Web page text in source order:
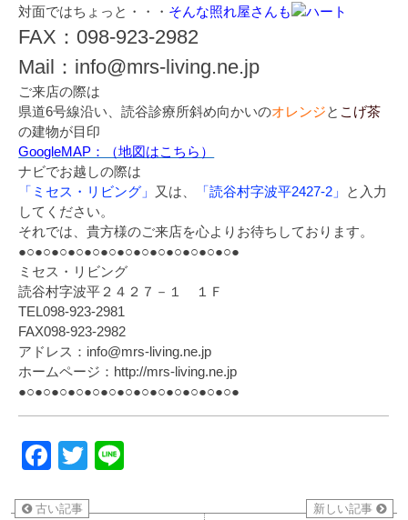
対面ではちょっと・・・ そんな照れ屋さんも
FAX：098-923-2982
Mail：info@mrs-living.ne.jp
ご来店の際は
県道6号線沿い、読谷診療所斜め向かいのオレンジと こげ茶
の建物が目印
GoogleMAP：（地図はこちら）
ナビでお越しの際は
「ミセス・リビング」
又は、 「読谷村字波平2427-2」
と入力
してください。
それでは、貴方様のご来店を心よりお待ちしております。
●○●○●○●○●○●○●○●○●○●○●○●○●○●
ミセス・リビング
読谷村字波平２４２７－１ １Ｆ
TEL098-923-2981
FAX098-923-2982
アドレス：info@mrs-living.ne.jp
ホームページ：http://mrs-living.ne.jp
●○●○●○●○●○●○●○●○●○●○●○●○●○●
Facebook
Twitter
古い記事
新しい記事